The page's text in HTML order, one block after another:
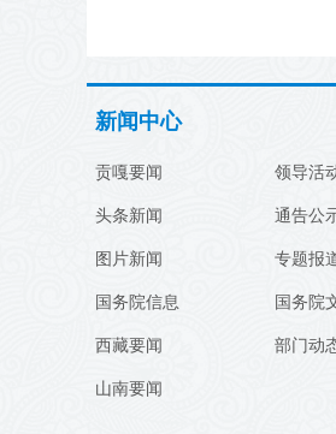
新闻中心
贡嘎要闻
头条新闻
图片新闻
国务院信息
西藏要闻
山南要闻
领导活
通告公
专题报
国务院
部门动